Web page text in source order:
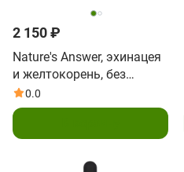
2 150 ₽
Nature's Answer, эхинацея
и желтокорень, без
спирта, 30 мл (1 жидк.
унция)
0.0